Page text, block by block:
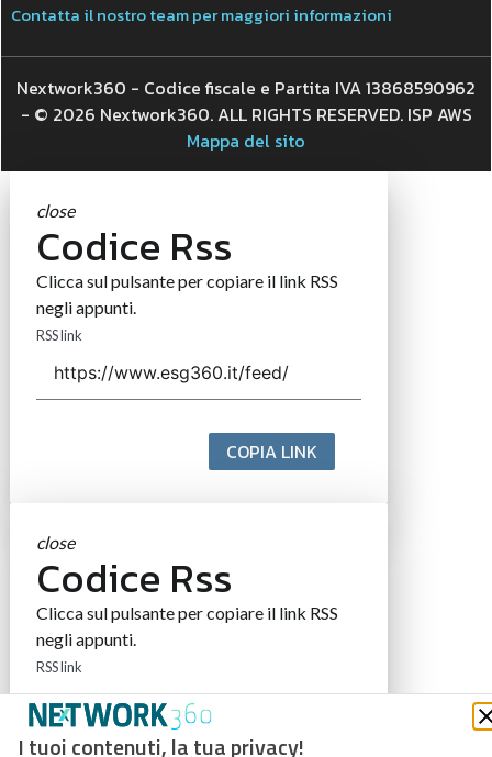
I tuoi contenuti, la tua privacy!
Contatta il nostro team per maggiori informazioni
Nextwork360 - Codice fiscale e Partita IVA 13868590962
- © 2026 Nextwork360. ALL RIGHTS RESERVED. ISP AWS
Mappa del sito
close
Codice Rss
Clicca sul pulsante per copiare il link RSS
negli appunti.
RSS link
COPIA LINK
close
Codice Rss
Clicca sul pulsante per copiare il link RSS
negli appunti.
RSS link